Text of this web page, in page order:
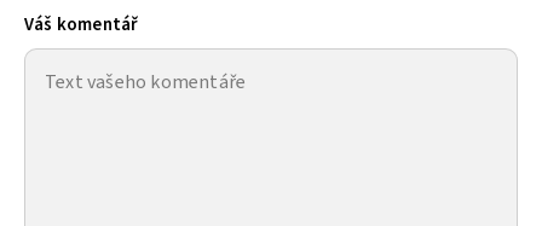
Váš komentář